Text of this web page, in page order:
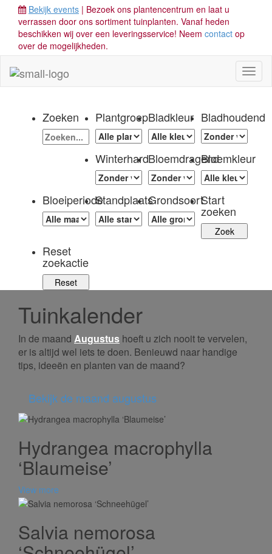
Bekijk events | Bezoek ons plantencentrum en laat u
verrassen door ons sortiment tuinplanten. Vanaf heden
beschikken wij over een leveringsservice! Neem contact op
over de mogelijkheden.
Zoeken PlantgroepBladkleur Bladhoudend
WinterhardBloemdragendBloemkleur
BloeiperiodeStandplaatsGrondsoortStart
zoeken
Reset
zoekactie
Tuinkalender
In de maand Augustus hoeft u zich nooit te vervelen,
er is altijd wel iets te doen. Benieuwd naar handige
tips, ideeën en planten van de maand?
Bekijk de maand augustus
Hydrangea macrophylla
‘Blaumeise’
View more
Salvia nemorosa